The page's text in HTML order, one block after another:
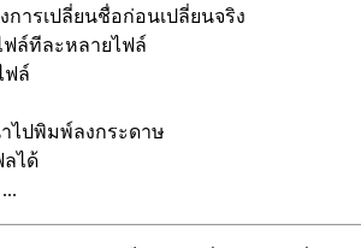
การเปลี่ยนชื่อก่อนเปลี่ยนจริง
ฟล์ทีละหลายไฟล์
ฟล์
ไปพิมพ์ลงกระดาษ
ลได้